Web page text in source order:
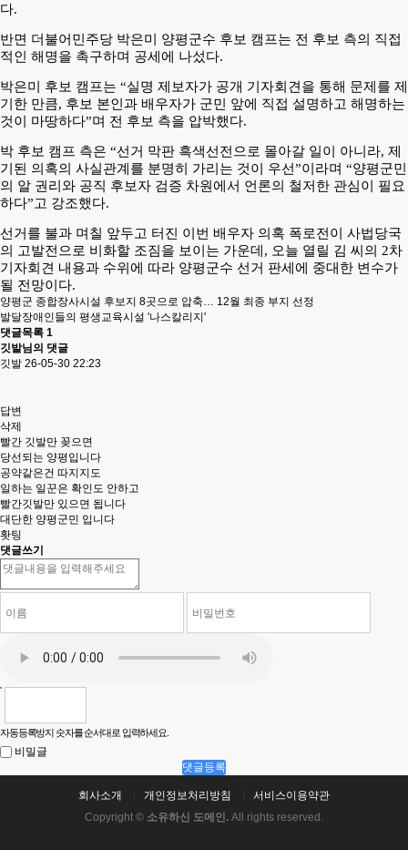
다.
반면 더불어민주당 박은미 양평군수 후보 캠프는 전 후보 측의 직접
적인 해명을 촉구하며 공세에 나섰다.
박은미 후보 캠프는 “실명 제보자가 공개 기자회견을 통해 문제를 제
기한 만큼, 후보 본인과 배우자가 군민 앞에 직접 설명하고 해명하는
것이 마땅하다”며 전 후보 측을 압박했다.
박 후보 캠프 측은 “선거 막판 흑색선전으로 몰아갈 일이 아니라, 제
기된 의혹의 사실관계를 분명히 가리는 것이 우선”이라며 “양평군민
의 알 권리와 공직 후보자 검증 차원에서 언론의 철저한 관심이 필요
하다”고 강조했다.
선거를 불과 며칠 앞두고 터진 이번 배우자 의혹 폭로전이 사법당국
의 고발전으로 비화할 조짐을 보이는 가운데, 오늘 열릴 김 씨의 2차
기자회견 내용과 수위에 따라 양평군수 선거 판세에 중대한 변수가
될 전망이다.
양평군 종합장사시설 후보지 8곳으로 압축… 12월 최종 부지 선정
발달장애인들의 평생교육시설 '나스칼리지'
댓글목록 1
깃발님의 댓글
깃발 26-05-30 22:23
답변
삭제
빨간 깃발만 꽂으면
당선되는 양평입니다
공약같은건 따지지도
일하는 일꾼은 확인도 안하고
빨간깃발만 있으면 됩니다
대단한 양평군민 입니다
홧팅
댓글쓰기
자동등록방지 숫자를 순서대로 입력하세요.
비밀글
댓글등록
회사소개 개인정보처리방침
서비스이용약관
Copyright © 소유하신 도메인. All rights reserved.